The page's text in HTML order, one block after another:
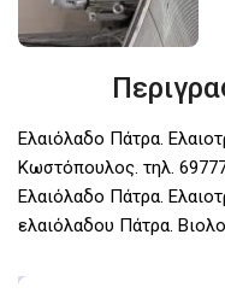
Ελαιόλαδο Πάτρα.
Kωστόπουλος. τηλ.
Ελαιόλαδο Πάτρα.
ελαιόλαδου Πάτρα.